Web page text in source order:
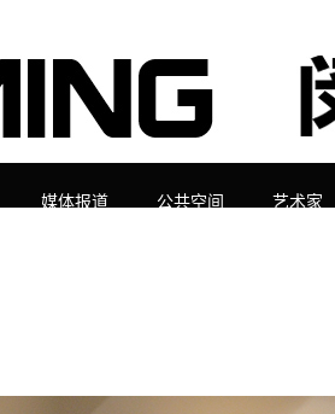
媒体报道 公共空间 艺术家